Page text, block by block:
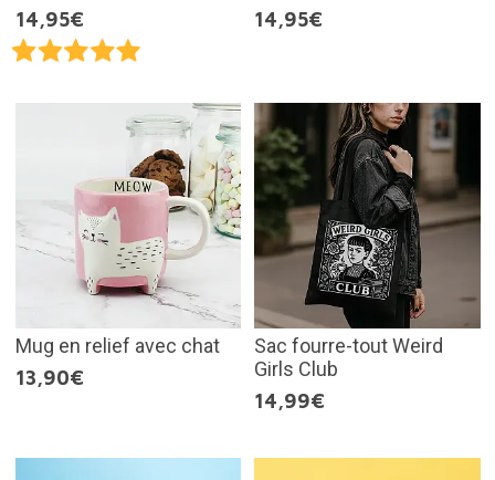
14,95€
14,95€
Mug en relief avec chat
13,90€
Sac fourre-tout Weird
Girls Club
14,99€